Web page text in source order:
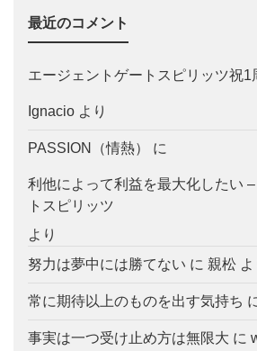
最近のコメント
エージェントゲートスピリッツ祝1
Ignacio より
PASSION（情熱） に
利他によって利益を最大化したい
トスピリッツ
より
努力は夢中には勝てない に 親松 よ
常に期待以上のものを出す気持ち
事実は一つ受け止め方は無限大 に